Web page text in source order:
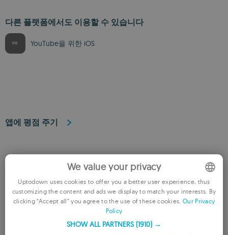
다른 플랫폼에서도 이용할 수 있습니다
YouTube을 위한 iOS
앱에 평점 주기
이용 후기
ENGLISH
We value your privacy
Uptodown uses cookies to offer you a better user experience, thus
customizing the content and ads we display to match your interests. By
clicking “Accept all” you agree to the use of these cookies. Our Privacy
Policy
SHOW ALL PARTNERS (1910) →